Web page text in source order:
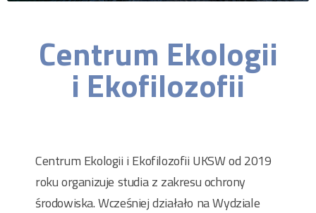
Centrum Ekologii
i Ekofilozofii
Centrum Ekologii i Ekofilozofii UKSW od 2019
roku organizuje studia z zakresu ochrony
środowiska. Wcześniej działało na Wydziale